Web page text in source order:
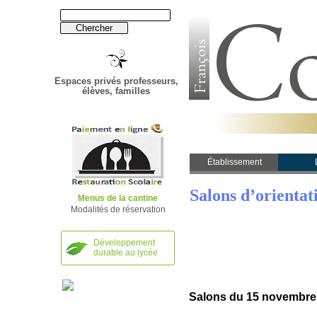
Espaces privés professeurs,
élèves, familles
Menus de la cantine
Modalités de réservation
Développement
durable au lycée
Établissement
Établissement
Salons
Salons du 15 novembre